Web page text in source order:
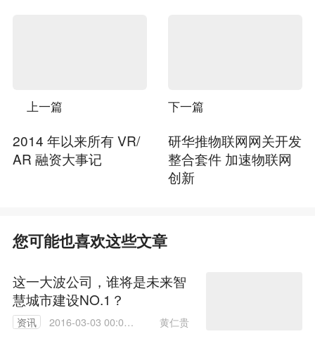
上一篇
2014 年以来所有 VR/
AR 融资大事记
下一篇
研华推物联网网关开发
整合套件 加速物联网
创新
您可能也喜欢这些文章
这一大波公司，谁将是未来智
慧城市建设NO.1？
资讯
2016-03-03 00:00:
黄仁贵